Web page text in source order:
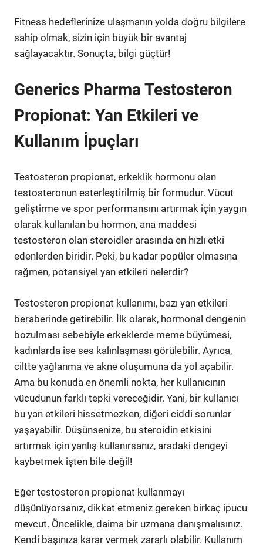
Fitness hedeflerinize ulaşmanın yolda doğru bilgilere
sahip olmak, sizin için büyük bir avantaj
sağlayacaktır. Sonuçta, bilgi güçtür!
Generics Pharma Testosteron
Propionat: Yan Etkileri ve
Kullanım İpuçları
Testosteron propionat, erkeklik hormonu olan
testosteronun esterleştirilmiş bir formudur. Vücut
geliştirme ve spor performansını artırmak için yaygın
olarak kullanılan bu hormon, ana maddesi
testosteron olan steroidler arasında en hızlı etki
edenlerden biridir. Peki, bu kadar popüler olmasına
rağmen, potansiyel yan etkileri nelerdir?
Testosteron propionat kullanımı, bazı yan etkileri
beraberinde getirebilir. İlk olarak, hormonal dengenin
bozulması sebebiyle erkeklerde meme büyümesi,
kadınlarda ise ses kalınlaşması görülebilir. Ayrıca,
ciltte yağlanma ve akne oluşumuna da yol açabilir.
Ama bu konuda en önemli nokta, her kullanıcının
vücudunun farklı tepki vereceğidir. Yani, bir kullanıcı
bu yan etkileri hissetmezken, diğeri ciddi sorunlar
yaşayabilir. Düşünsenize, bu steroidin etkisini
artırmak için yanlış kullanırsanız, aradaki dengeyi
kaybetmek işten bile değil!
Eğer testosteron propionat kullanmayı
düşünüyorsanız, dikkat etmeniz gereken birkaç ipucu
mevcut. Öncelikle, daima bir uzmana danışmalısınız.
Kendi başınıza karar vermek zararlı olabilir. Kullanım